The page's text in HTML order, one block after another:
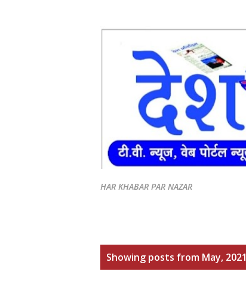
HAR KHABAR PAR NAZAR
Showing posts from May, 2021